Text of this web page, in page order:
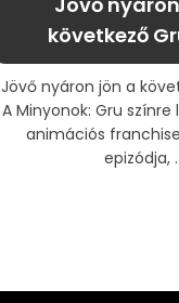
következő
Jövő nyáron jön a
A Minyonok: Gru
animációs
epizódja,